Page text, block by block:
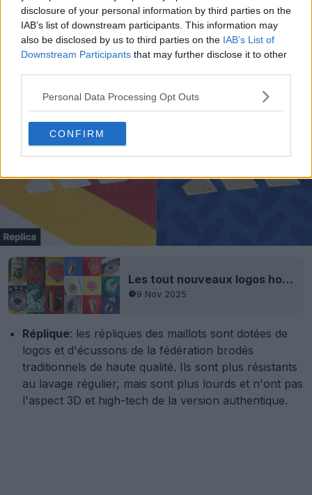
disclosure of your personal information by third parties on the
IAB’s list of downstream participants. This information may
also be disclosed by us to third parties on the IAB’s List of
Downstream Participants that may further disclose it to other
Personal Data Processing Opt Outs
CONFIRM
Les tout nouveaux logos holographiques Adidas 2026 comportent une impression UV cachée
9 Nov 2025
Réplique: les répliques des maillots sont dotées de
logos et d'écussons de la fédération brodés
traditionnels de haute qualité. Ils sont plus résistants
au lavage régulier, mais sont plus lourds et n'ont pas
l'aspect 3D et high-tech de la version authentique.